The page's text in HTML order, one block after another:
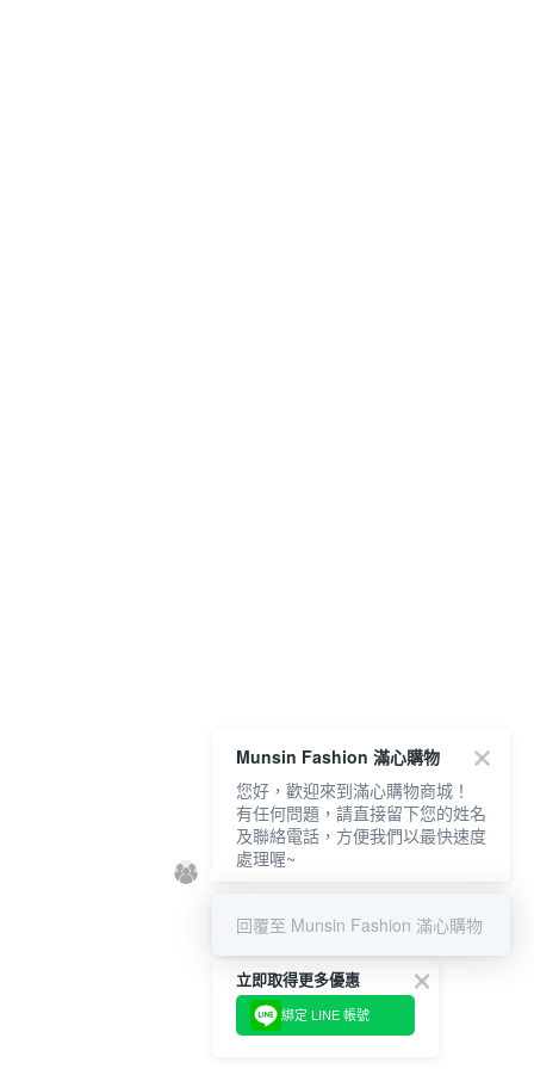
立即取得更多優惠
綁定 LINE 帳號
Munsin Fashion 滿心購物
您好，歡迎來到滿心購物商城！
有任何問題，請直接留下您的姓名
及聯絡電話，方便我們以最快速度
處理喔~
回覆至 Munsin Fashion 滿心購物